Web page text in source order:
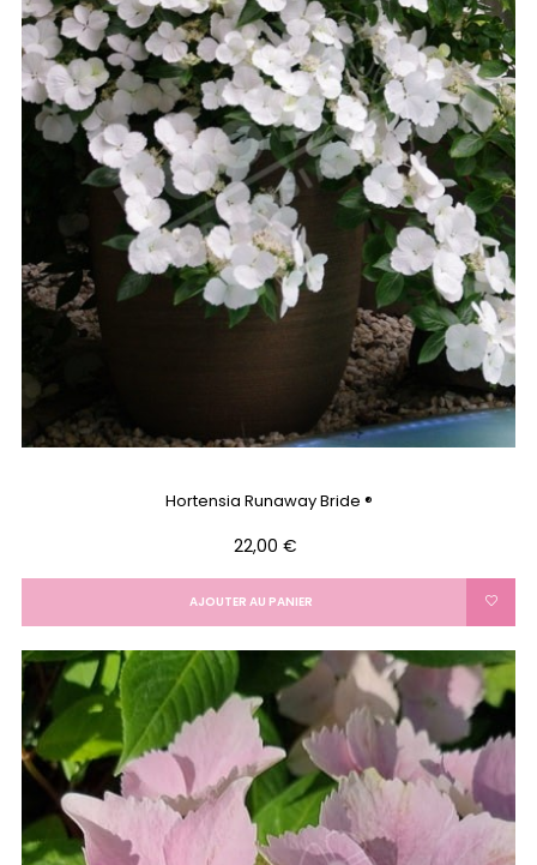
Hortensia Runaway Bride ®
Prix
22,00 €
AJOUTER AU PANIER